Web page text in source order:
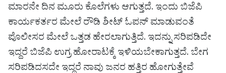
ಮಾರನೇ ದಿನ ಮೂರು ಕೊಲೆಗಳು ಆಗುತ್ತದೆ. ಇಂದು ಬಿಜೆಪಿ
ಕಾರ್ಯಕರ್ತರ ಮೇಲೆ ರೌಡಿ ಶೀಟ್ ಓಪನ್ ಮಾಡುವಂತೆ
ಪೊಲೀಸರ ಮೇಲೆ ಒತ್ತಡ ಹೇರಲಾಗುತ್ತಿದೆ. ಇದನ್ನು ಸರಿಪಡಿದೇ
ಇದ್ದರೆ ಬಿಜೆಪಿ ಉಗ್ರ ಹೋರಾಟಕ್ಕೆ ಇಳಿಯಬೇಕಾಗುತ್ತದೆ. ಬೇಗ
ಸರಿಪಡಿದಸದೇ ಇದ್ದರೆ ನಾವು ಜನರ ಹತ್ತಿರ ಹೋಗುತ್ತೇವೆ